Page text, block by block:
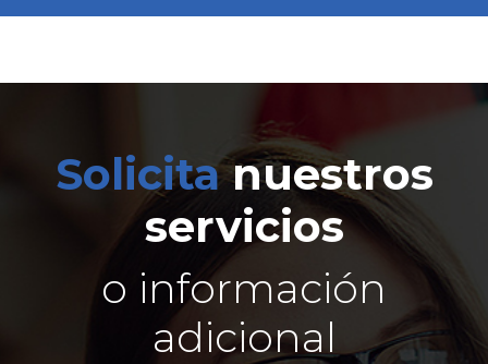
Solicitanuestros
servicios
o información
adicional